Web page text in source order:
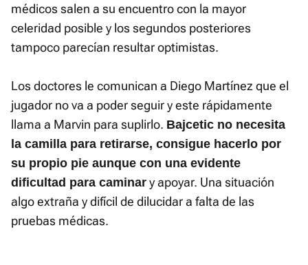
médicos salen a su encuentro con la mayor
celeridad posible y los segundos posteriores
tampoco parecían resultar optimistas.
Los doctores le comunican a Diego Martínez que el
jugador no va a poder seguir y este rápidamente
llama a Marvin para suplirlo. Bajcetic no necesita
la camilla para retirarse, consigue hacerlo por
su propio pie aunque con una evidente
dificultad para caminar y apoyar. Una situación
algo extraña y difícil de dilucidar a falta de las
pruebas médicas.